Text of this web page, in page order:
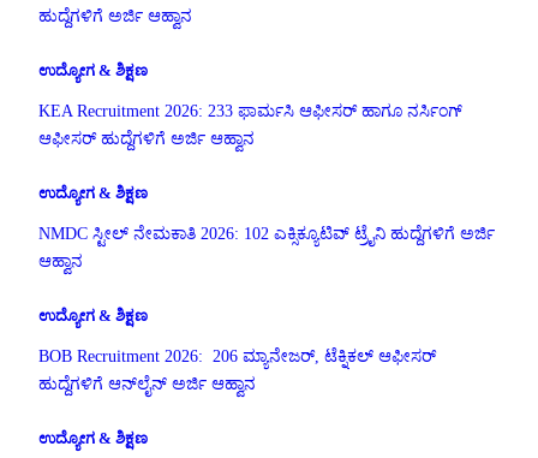
ಹುದ್ದೆಗಳಿಗೆ ಅರ್ಜಿ ಆಹ್ವಾನ
ಉದ್ಯೋಗ & ಶಿಕ್ಷಣ
KEA Recruitment 2026: 233 ಫಾರ್ಮಸಿ ಆಫೀಸರ್ ಹಾಗೂ ನರ್ಸಿಂಗ್
ಆಫೀಸರ್ ಹುದ್ದೆಗಳಿಗೆ ಅರ್ಜಿ ಆಹ್ವಾನ
ಉದ್ಯೋಗ & ಶಿಕ್ಷಣ
NMDC ಸ್ಟೀಲ್ ನೇಮಕಾತಿ 2026: 102 ಎಕ್ಸಿಕ್ಯೂಟಿವ್ ಟ್ರೈನಿ ಹುದ್ದೆಗಳಿಗೆ ಅರ್ಜಿ
ಆಹ್ವಾನ
ಉದ್ಯೋಗ & ಶಿಕ್ಷಣ
BOB Recruitment 2026: 206 ಮ್ಯಾನೇಜರ್, ಟೆಕ್ನಿಕಲ್ ಆಫೀಸರ್
ಹುದ್ದೆಗಳಿಗೆ ಆನ್‌ಲೈನ್ ಅರ್ಜಿ ಆಹ್ವಾನ
ಉದ್ಯೋಗ & ಶಿಕ್ಷಣ